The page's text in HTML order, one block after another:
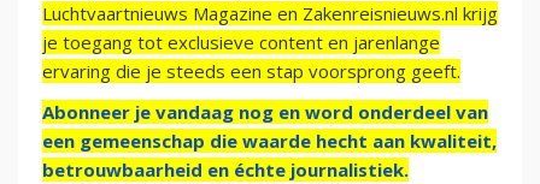
Luchtvaartnieuws Magazine en Zakenreisnieuws.nl krijg
je toegang tot exclusieve content en jarenlange
ervaring die je steeds een stap voorsprong geeft.
Abonneer je vandaag nog en word onderdeel van
een gemeenschap die waarde hecht aan kwaliteit,
betrouwbaarheid en échte journalistiek.